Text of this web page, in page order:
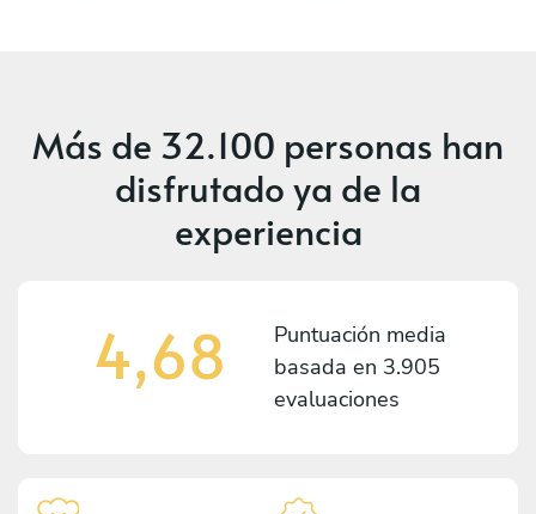
Más de 32.100 personas han
disfrutado ya de la
experiencia
4,68
Puntuación media
basada en 3.905
evaluaciones